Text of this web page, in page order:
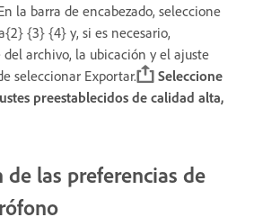
la barra de encabezado, seleccione
{3} {4} y, si es necesario,
archivo, la ubicación y el ajuste
seleccionar Exportar.
Seleccione
preestablecidos de calidad alta,
de las preferencias de